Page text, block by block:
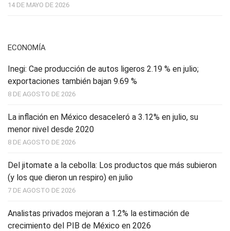
14 DE MAYO DE 2026
ECONOMÍA
Inegi: Cae producción de autos ligeros 2.19 % en julio;
exportaciones también bajan 9.69 %
8 DE AGOSTO DE 2026
La inflación en México desaceleró a 3.12% en julio, su
menor nivel desde 2020
8 DE AGOSTO DE 2026
Del jitomate a la cebolla: Los productos que más subieron
(y los que dieron un respiro) en julio
7 DE AGOSTO DE 2026
Analistas privados mejoran a 1.2% la estimación de
crecimiento del PIB de México en 2026